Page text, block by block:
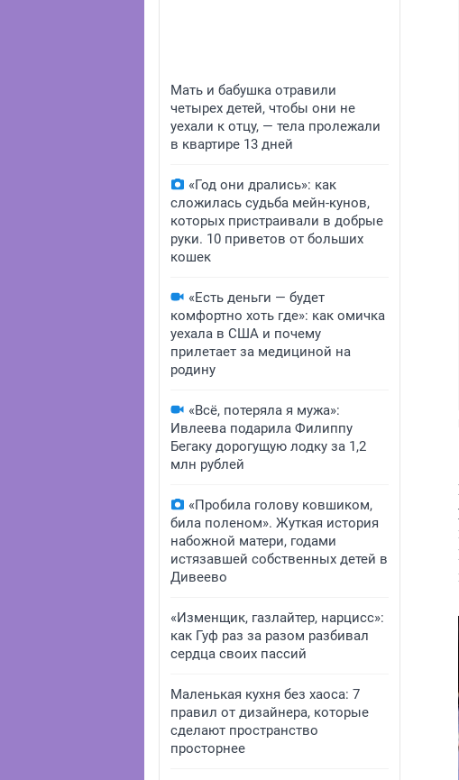
Мать и бабушка отравили
четырех детей, чтобы они не
уехали к отцу, — тела пролежали
в квартире 13 дней
«Год они дрались»: как
сложилась судьба мейн-кунов,
которых пристраивали в добрые
руки. 10 приветов от больших
кошек
«Есть деньги — будет
комфортно хоть где»: как омичка
уехала в США и почему
прилетает за медициной на
родину
«Всё, потеряла я мужа»:
Ивлеева подарила Филиппу
Бегаку дорогущую лодку за 1,2
млн рублей
«Пробила голову ковшиком,
била поленом». Жуткая история
набожной матери, годами
истязавшей собственных детей в
Дивеево
«Изменщик, газлайтер, нарцисс»:
как Гуф раз за разом разбивал
сердца своих пассий
Маленькая кухня без хаоса: 7
правил от дизайнера, которые
сделают пространство
просторнее